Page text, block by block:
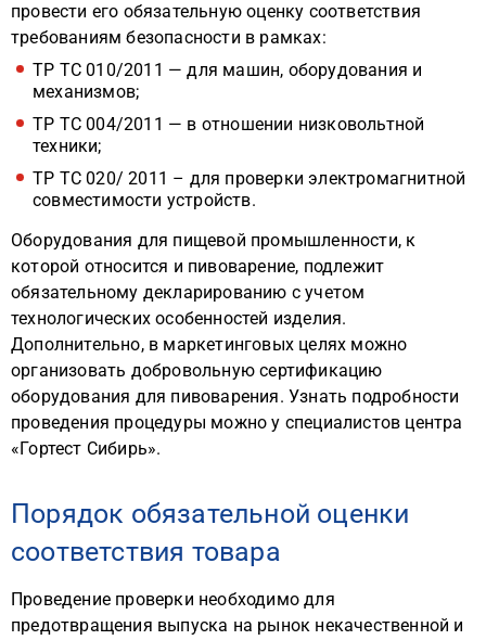
провести его обязательную оценку соответствия
требованиям безопасности в рамках:
ТР ТС 010/2011 — для машин, оборудования и
механизмов;
ТР ТС 004/2011 — в отношении низковольтной
техники;
ТР ТС 020/ 2011 – для проверки электромагнитной
совместимости устройств.
Оборудования для пищевой промышленности, к
которой относится и пивоварение, подлежит
обязательному декларированию с учетом
технологических особенностей изделия.
Дополнительно, в маркетинговых целях можно
организовать добровольную сертификацию
оборудования для пивоварения. Узнать подробности
проведения процедуры можно у специалистов центра
«Гортест Сибирь».
Порядок обязательной оценки
соответствия товара
Проведение проверки необходимо для
предотвращения выпуска на рынок некачественной и